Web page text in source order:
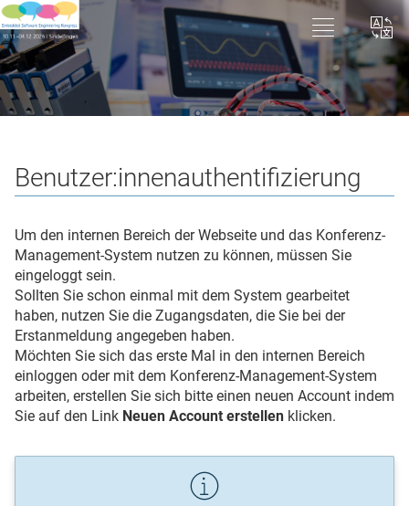
Benutzer:innenauthentifizierung
Um den internen Bereich der Webseite und das Konferenz-
Management-System nutzen zu können, müssen Sie
eingeloggt sein.
Sollten Sie schon einmal mit dem System gearbeitet
haben, nutzen Sie die Zugangsdaten, die Sie bei der
Erstanmeldung angegeben haben.
Möchten Sie sich das erste Mal in den internen Bereich
einloggen oder mit dem Konferenz-Management-System
arbeiten, erstellen Sie sich bitte einen neuen Account indem
Sie auf den Link Neuen Account erstellen klicken.